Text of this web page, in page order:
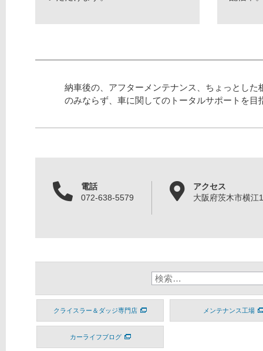
納車後の、アフターメンテナンス、ちょっとした
のみならず、車に関してのトータルサポートを目
電話
072-638-5579
アクセス
大阪府茨木市横江
クライスラー＆ダッジ専門店 メンテナンス工場
カーライフブログ